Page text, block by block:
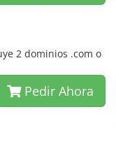
2 dominios .com o
Pedir Ahora